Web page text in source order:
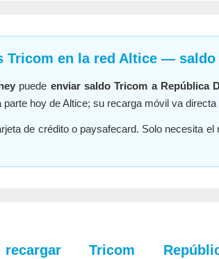
Tricom en la red Altice —
puede enviar saldo Tricom a República
parte hoy de Altice; su recarga móvil va directa
de crédito o paysafecard. Solo necesita
Tricom